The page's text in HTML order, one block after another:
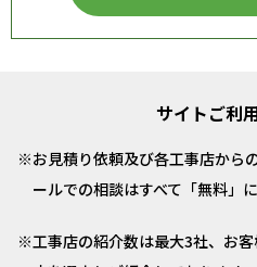
サイトご利
お見積り依頼及び各工事店から
ールでの相談はすべて「無料」に
工事店の紹介数は最大3社、お